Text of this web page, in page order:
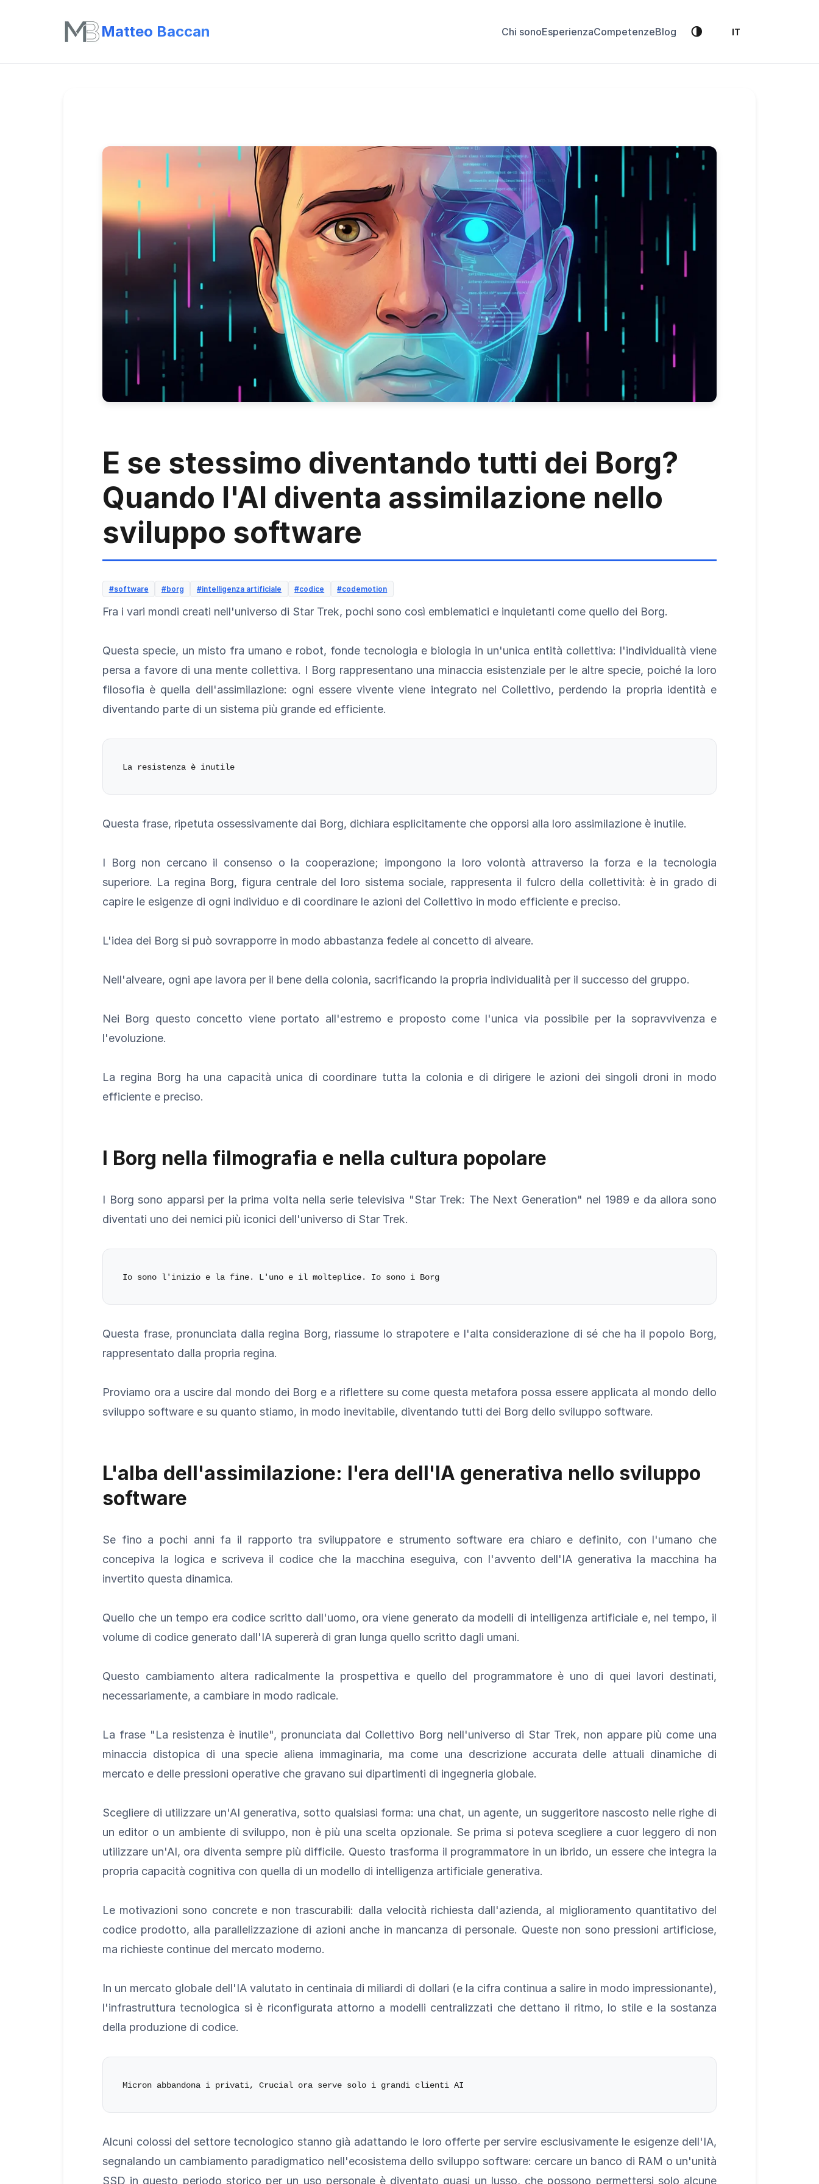
Matteo Baccan Chi sonoEsperienzaCompetenzeBlog 🌗 IT
E se stessimo diventando tutti dei Borg?
Quando l'AI diventa assimilazione nello
sviluppo software
#software #borg #intelligenza artificiale #codice #codemotion
Fra i vari mondi creati nell'universo di Star Trek, pochi sono così emblematici e inquietanti come quello dei Borg.
Questa specie, un misto fra umano e robot, fonde tecnologia e biologia in un'unica entità collettiva: l'individualità viene
persa a favore di una mente collettiva. I Borg rappresentano una minaccia esistenziale per le altre specie, poiché la loro
filosofia è quella dell'assimilazione: ogni essere vivente viene integrato nel Collettivo, perdendo la propria identità e
diventando parte di un sistema più grande ed efficiente.
Questa frase, ripetuta ossessivamente dai Borg, dichiara esplicitamente che opporsi alla loro assimilazione è inutile.
I Borg non cercano il consenso o la cooperazione; impongono la loro volontà attraverso la forza e la tecnologia
superiore. La regina Borg, figura centrale del loro sistema sociale, rappresenta il fulcro della collettività: è in grado di
capire le esigenze di ogni individuo e di coordinare le azioni del Collettivo in modo efficiente e preciso.
L'idea dei Borg si può sovrapporre in modo abbastanza fedele al concetto di alveare.
Nell'alveare, ogni ape lavora per il bene della colonia, sacrificando la propria individualità per il successo del gruppo.
Nei Borg questo concetto viene portato all'estremo e proposto come l'unica via possibile per la sopravvivenza e
l'evoluzione.
La regina Borg ha una capacità unica di coordinare tutta la colonia e di dirigere le azioni dei singoli droni in modo
efficiente e preciso.
I Borg nella filmografia e nella cultura popolare
I Borg sono apparsi per la prima volta nella serie televisiva "Star Trek: The Next Generation" nel 1989 e da allora sono
diventati uno dei nemici più iconici dell'universo di Star Trek.
Questa frase, pronunciata dalla regina Borg, riassume lo strapotere e l'alta considerazione di sé che ha il popolo Borg,
rappresentato dalla propria regina.
Proviamo ora a uscire dal mondo dei Borg e a riflettere su come questa metafora possa essere applicata al mondo dello
sviluppo software e su quanto stiamo, in modo inevitabile, diventando tutti dei Borg dello sviluppo software.
L'alba dell'assimilazione: l'era dell'IA generativa nello sviluppo
software
Se fino a pochi anni fa il rapporto tra sviluppatore e strumento software era chiaro e definito, con l'umano che
concepiva la logica e scriveva il codice che la macchina eseguiva, con l'avvento dell'IA generativa la macchina ha
invertito questa dinamica.
Quello che un tempo era codice scritto dall'uomo, ora viene generato da modelli di intelligenza artificiale e, nel tempo, il
volume di codice generato dall'IA supererà di gran lunga quello scritto dagli umani.
Questo cambiamento altera radicalmente la prospettiva e quello del programmatore è uno di quei lavori destinati,
necessariamente, a cambiare in modo radicale.
La frase "La resistenza è inutile", pronunciata dal Collettivo Borg nell'universo di Star Trek, non appare più come una
minaccia distopica di una specie aliena immaginaria, ma come una descrizione accurata delle attuali dinamiche di
mercato e delle pressioni operative che gravano sui dipartimenti di ingegneria globale.
Scegliere di utilizzare un'AI generativa, sotto qualsiasi forma: una chat, un agente, un suggeritore nascosto nelle righe di
un editor o un ambiente di sviluppo, non è più una scelta opzionale. Se prima si poteva scegliere a cuor leggero di non
utilizzare un'AI, ora diventa sempre più difficile. Questo trasforma il programmatore in un ibrido, un essere che integra la
propria capacità cognitiva con quella di un modello di intelligenza artificiale generativa.
Le motivazioni sono concrete e non trascurabili: dalla velocità richiesta dall'azienda, al miglioramento quantitativo del
codice prodotto, alla parallelizzazione di azioni anche in mancanza di personale. Queste non sono pressioni artificiose,
ma richieste continue del mercato moderno.
In un mercato globale dell'IA valutato in centinaia di miliardi di dollari (e la cifra continua a salire in modo impressionante),
l'infrastruttura tecnologica si è riconfigurata attorno a modelli centralizzati che dettano il ritmo, lo stile e la sostanza
della produzione di codice.
Alcuni colossi del settore tecnologico stanno già adattando le loro offerte per servire esclusivamente le esigenze dell'IA,
segnalando un cambiamento paradigmatico nell'ecosistema dello sviluppo software: cercare un banco di RAM o un'unità
SSD in questo periodo storico per un uso personale è diventato quasi un lusso, che possono permettersi solo alcune